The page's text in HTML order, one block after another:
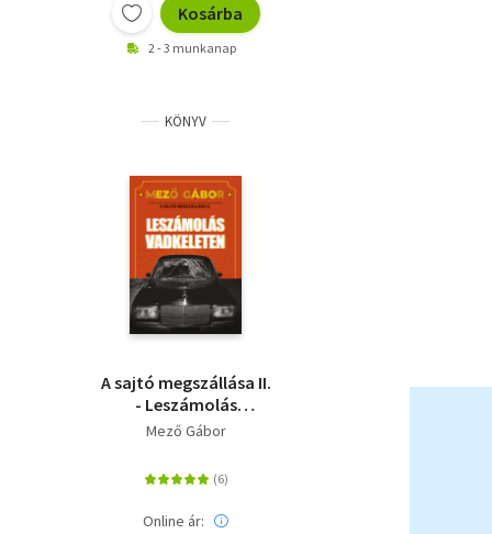
Kosárba
2 - 3 munkanap
KÖNYV
A sajtó megszállása II.
- Leszámolás
Vadkeleten
Mező Gábor
Online ár: